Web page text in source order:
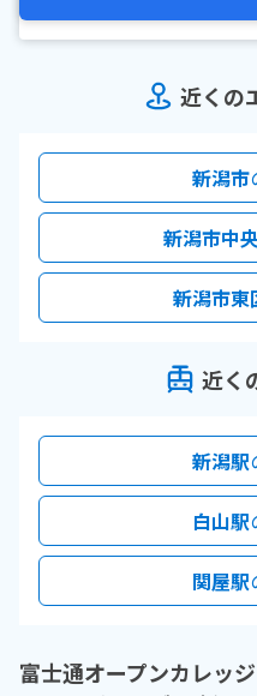
近くの
新潟市
新潟市中
新潟市東
近く
新潟駅
白山駅
関屋駅
富士通オープンカレッ